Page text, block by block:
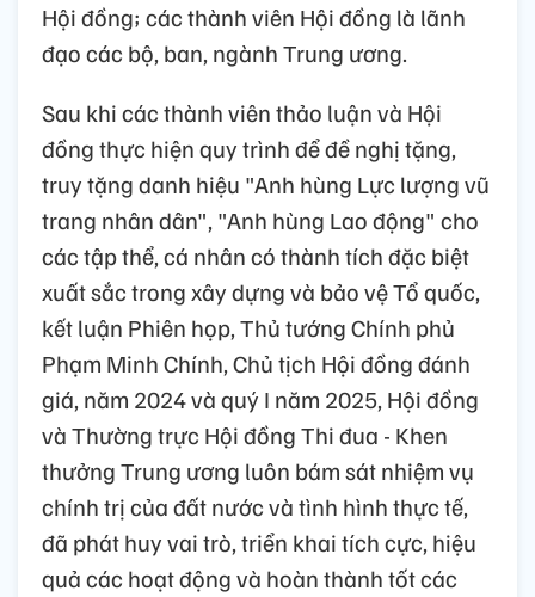
Hội đồng; các thành viên Hội đồng là lãnh
đạo các bộ, ban, ngành Trung ương.
Sau khi các thành viên thảo luận và Hội
đồng thực hiện quy trình để đề nghị tặng,
truy tặng danh hiệu "Anh hùng Lực lượng vũ
trang nhân dân", "Anh hùng Lao động" cho
các tập thể, cá nhân có thành tích đặc biệt
xuất sắc trong xây dựng và bảo vệ Tổ quốc,
kết luận Phiên họp, Thủ tướng Chính phủ
Phạm Minh Chính, Chủ tịch Hội đồng đánh
giá, năm 2024 và quý I năm 2025, Hội đồng
và Thường trực Hội đồng Thi đua - Khen
thưởng Trung ương luôn bám sát nhiệm vụ
chính trị của đất nước và tình hình thực tế,
đã phát huy vai trò, triển khai tích cực, hiệu
quả các hoạt động và hoàn thành tốt các